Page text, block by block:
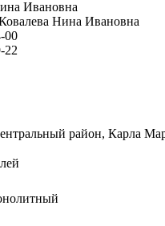
Нина Ивановна
00
22
район, Карла